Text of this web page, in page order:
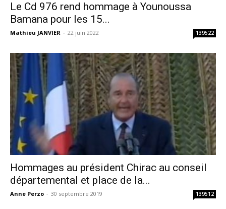
Le Cd 976 rend hommage à Younoussa
Bamana pour les 15...
Mathieu JANVIER - 22 juin 2022 139522
Hommages au président Chirac au conseil
départemental et place de la...
Anne Perzo - 30 septembre 2019 139512